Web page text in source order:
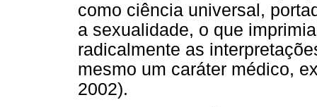
como ciência universal,
a sexualidade, o que
radicalmente as
mesmo um caráter médico,
2002).